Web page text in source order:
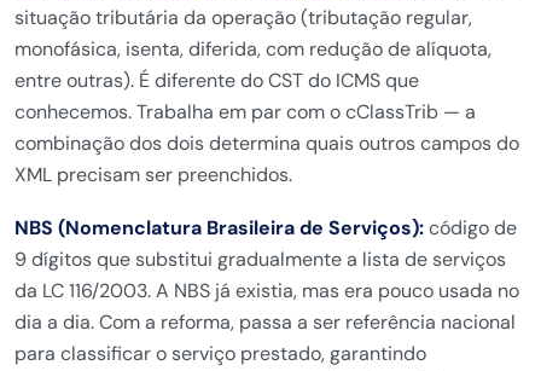
situação tributária da operação (tributação regular,
monofásica, isenta, diferida, com redução de alíquota,
entre outras). É diferente do CST do ICMS que
conhecemos. Trabalha em par com o cClassTrib — a
combinação dos dois determina quais outros campos do
XML precisam ser preenchidos.
NBS (Nomenclatura Brasileira de Serviços):código de
9 dígitos que substitui gradualmente a lista de serviços
da LC 116/2003. A NBS já existia, mas era pouco usada no
dia a dia. Com a reforma, passa a ser referência nacional
para classificar o serviço prestado, garantindo